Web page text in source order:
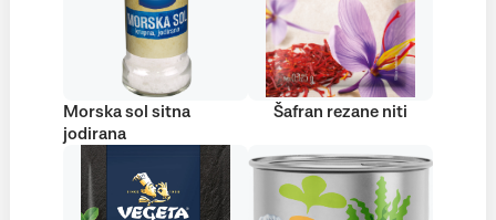
Morska sol sitna
jodirana
Šafran rezane niti